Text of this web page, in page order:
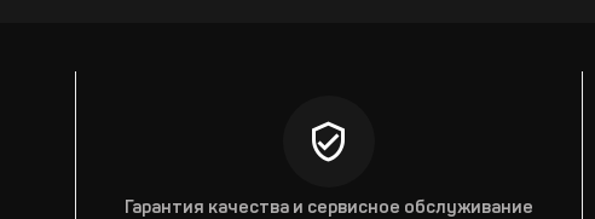
Гарантия качества и сервисное обслуживание